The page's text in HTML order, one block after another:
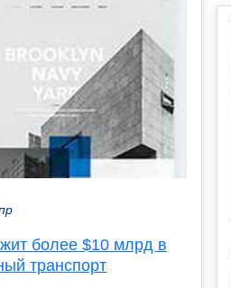
более $10 млрд в
транспорт